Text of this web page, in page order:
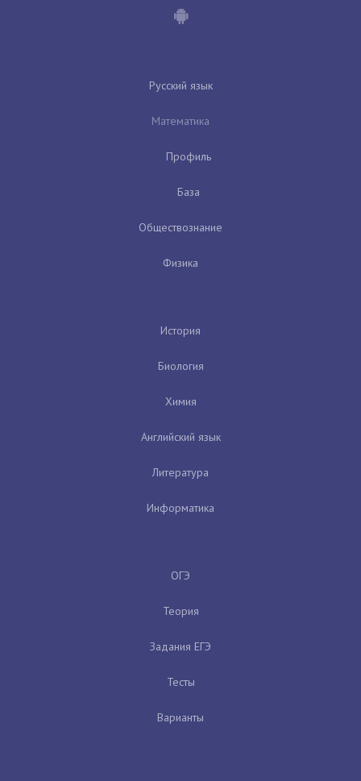
Русский язык
Математика
Профиль
База
Обществознание
Физика
История
Биология
Химия
Английский язык
Литература
Информатика
ОГЭ
Теория
Задания ЕГЭ
Тесты
Варианты